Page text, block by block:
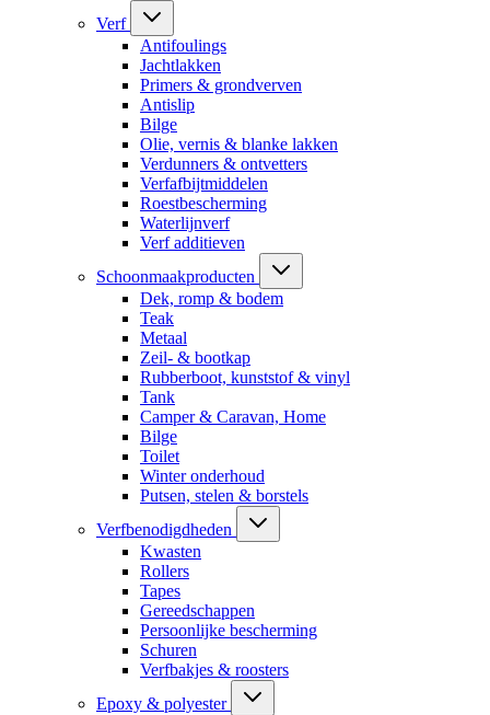
Verf
Antifoulings
Jachtlakken
Primers & grondverven
Antislip
Bilge
Olie, vernis & blanke lakken
Verdunners & ontvetters
Verfafbijtmiddelen
Roestbescherming
Waterlijnverf
Verf additieven
Schoonmaakproducten
Dek, romp & bodem
Teak
Metaal
Zeil- & bootkap
Rubberboot, kunststof & vinyl
Tank
Camper & Caravan, Home
Bilge
Toilet
Winter onderhoud
Putsen, stelen & borstels
Verfbenodigdheden
Kwasten
Rollers
Tapes
Gereedschappen
Persoonlijke bescherming
Schuren
Verfbakjes & roosters
Epoxy & polyester